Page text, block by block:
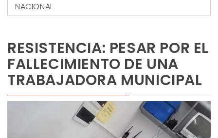
NACIONAL
RESISTENCIA: PESAR POR EL
FALLECIMIENTO DE UNA
TRABAJADORA MUNICIPAL